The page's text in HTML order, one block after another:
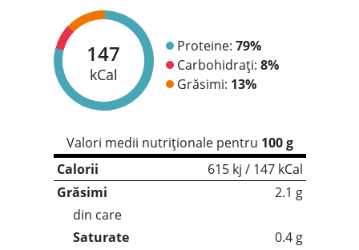
147
kCal
Proteine: 79%
Carbohidrați: 8%
Grăsimi: 13%
Valori medii nutriționale pentru 100 g
Calorii
615 kj / 147 kCal
Grăsimi
2.1 g
din care
Saturate
0.4 g